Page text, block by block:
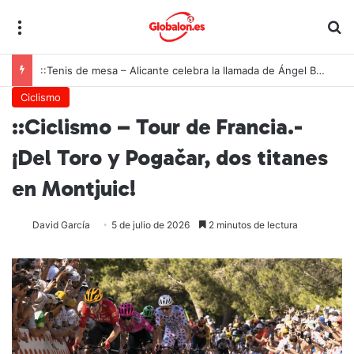
::Tenis de mesa – Alicante celebra la llamada de Ángel Buendía a la selección española
Ciclismo
::Ciclismo – Tour de Francia.-
¡Del Toro y Pogačar, dos titanes
en Montjuic!
David García 5 de julio de 2026 2 minutos de lectura